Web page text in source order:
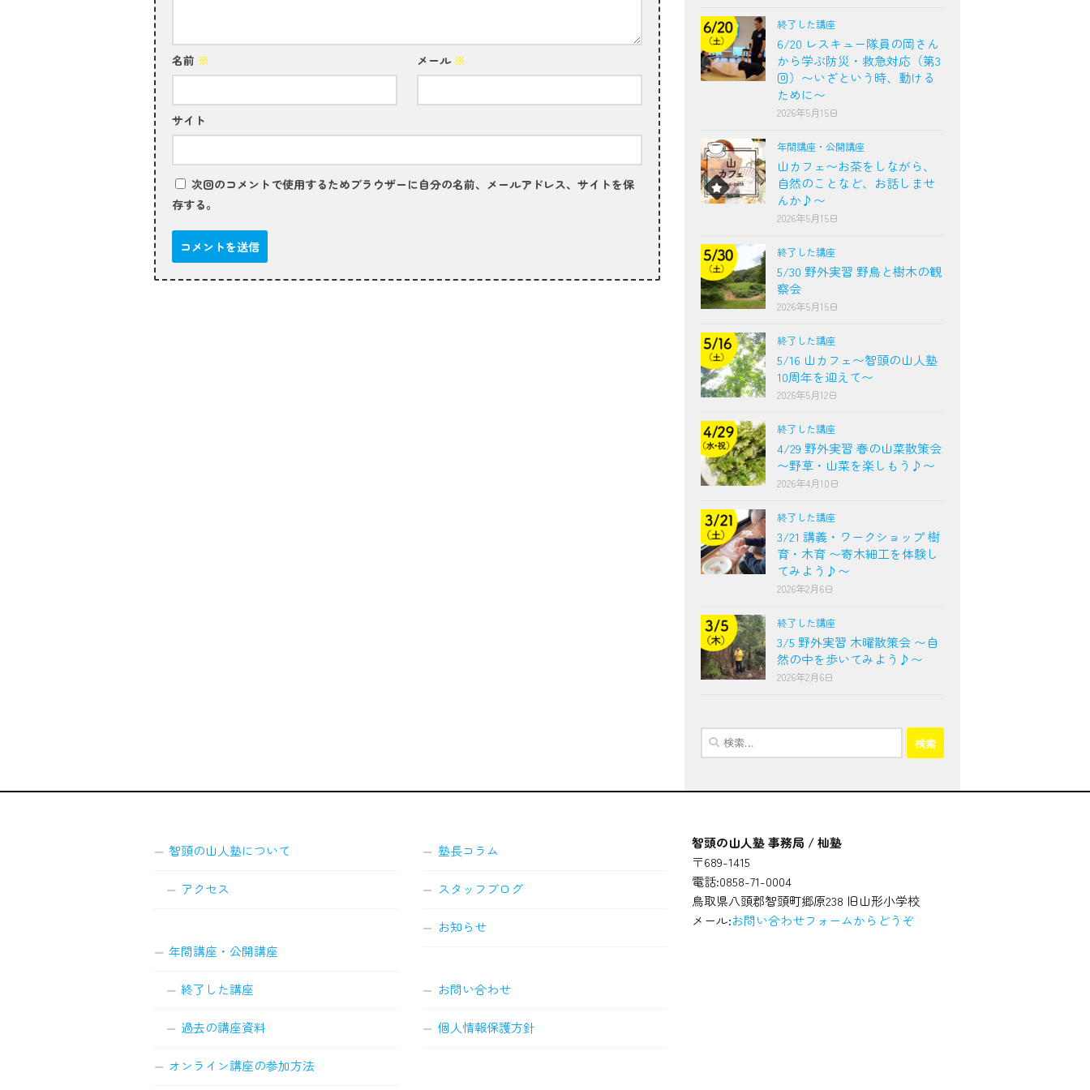
名前 ※ メール ※
サイト
次回のコメントで使用するためブラウザーに自分の名前、メールアドレス、サイトを保
存する。
終了した講座
6/20 レスキュー隊員の岡さん
から学ぶ防災・救急対応（第3
回）〜いざという時、動ける
ために〜
2026年5月15日
年間講座・公開講座
山カフェ〜お茶をしながら、
自然のことなど、お話しませ
んか♪〜
2026年5月15日
終了した講座
5/30 野外実習 野鳥と樹木の観
察会
2026年5月15日
終了した講座
5/16 山カフェ〜智頭の山人塾
10周年を迎えて〜
2026年5月12日
終了した講座
4/29 野外実習 春の山菜散策会
〜野草・山菜を楽しもう♪〜
2026年4月10日
終了した講座
3/21 講義・ワークショップ 樹
育・木育 〜寄木細工を体験し
てみよう♪〜
2026年2月6日
終了した講座
3/5 野外実習 木曜散策会 〜自
然の中を歩いてみよう♪〜
2026年2月6日
検
索:
智頭の山人塾について
アクセス
年間講座・公開講座
終了した講座
過去の講座資料
オンライン講座の参加方法
塾長コラム
スタッフブログ
お知らせ
お問い合わせ
個人情報保護方針
智頭の山人塾 事務局 / 杣塾
〒689-1415
電話:0858-71-0004
鳥取県八頭郡智頭町郷原238 旧山形小学校
メール:お問い合わせフォームからどうぞ